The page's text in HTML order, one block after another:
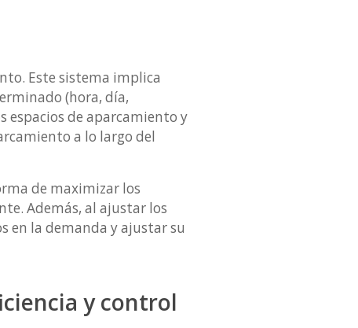
Este sistema implica
(hora, día,
espacios de aparcamiento y
a lo largo del
de maximizar los
Además, al ajustar los
en la demanda y ajustar su
y control